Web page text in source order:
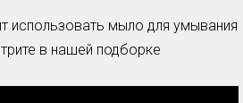
использовать мыло для умывания
в нашей подборке